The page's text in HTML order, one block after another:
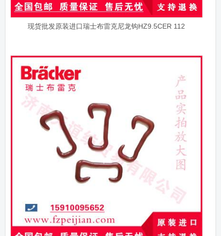
现货批发原装进口瑞士布雷克尼龙钩HZ9.5CER 112